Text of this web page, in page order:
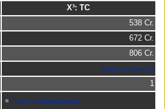
X³: TC
538 Cr.
672 Cr.
806 Cr.
kleiner Container S
1
Argon Ausrüstungsdock